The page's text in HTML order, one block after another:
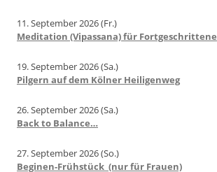
11. September 2026 (Fr.)
Meditation (Vipassana) für Fortgeschrittene
19. September 2026 (Sa.)
Pilgern auf dem Kölner Heiligenweg
26. September 2026 (Sa.)
Back to Balance…
27. September 2026 (So.)
Beginen-Frühstück (nur für Frauen)